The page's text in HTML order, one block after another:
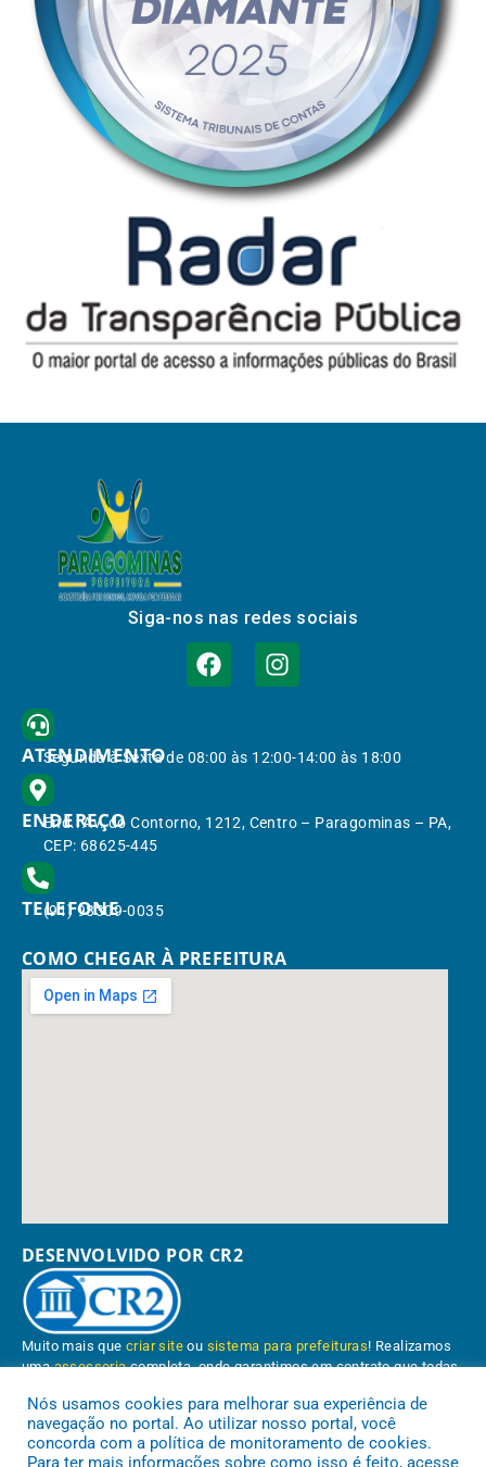
Siga-nos nas redes sociais
ATENDIMENTO
Segunda à Sexta de 08:00 às 12:00-14:00 às 18:00
ENDEREÇO
End.: Av. do Contorno, 1212, Centro – Paragominas – PA,
CEP: 68625-445
TELEFONE
(91) 98309-0035
COMO CHEGAR À PREFEITURA
DESENVOLVIDO POR CR2
Muito mais quecriar site ou sistema para prefeituras! Realizamos
umaassessoriacompleta, onde garantimos em contrato que todas
Conheça oPNTP e oRadar da Transparência Pública
Nós usamos cookies para melhorar sua experiência de
navegação no portal. Ao utilizar nosso portal, você
concorda com a política de monitoramento de cookies.
Para ter mais informações sobre como isso é feito, acesse